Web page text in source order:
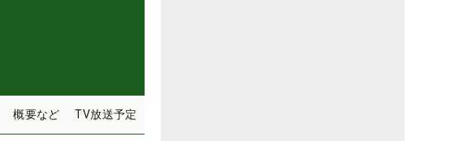
概要など TV放送予定